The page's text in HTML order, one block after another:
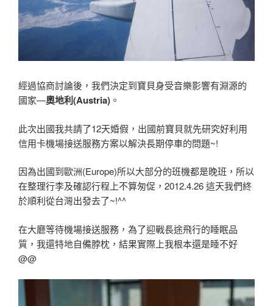
經過協商討論後，我們決定到寶貝身受音樂影響有淵源的
國家—奧地利(Austria) 。
此次出國我共請了12天婚假，出國前寶貝就先研究好利用
信用卡機場接送服務方案以解決長期停車的問題~!
因為出國到歐洲(Europe)所以大部分的班機都是晚班，所以
在整理行李及確認行程上不算匆促，2012.4.26 這天我們終
於順利從台灣出發去了~!^^
在大廳等待機場接送服務，為了迎戰長途飛行的睡眠品
質，我還特地自備脖枕，結果實際上我根本還是睡不好
@@